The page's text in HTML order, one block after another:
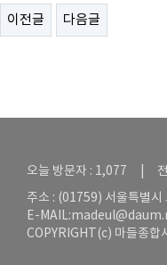
이전글 다음글
오늘 방문자 : 1,077 | 전
주소 : (01759) 서울특별시
E-MAIL:
COPYRIGHT(c) 마들종합